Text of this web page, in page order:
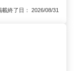
終了日： 2026/08/31